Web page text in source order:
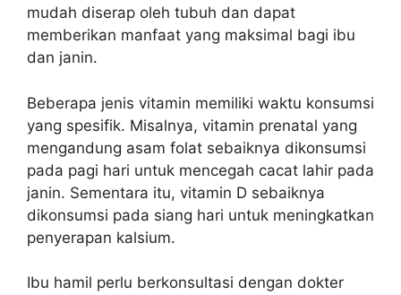
mudah diserap oleh tubuh dan dapat
memberikan manfaat yang maksimal bagi ibu
dan janin.
Beberapa jenis vitamin memiliki waktu konsumsi
yang spesifik. Misalnya, vitamin prenatal yang
mengandung asam folat sebaiknya dikonsumsi
pada pagi hari untuk mencegah cacat lahir pada
janin. Sementara itu, vitamin D sebaiknya
dikonsumsi pada siang hari untuk meningkatkan
penyerapan kalsium.
Ibu hamil perlu berkonsultasi dengan dokter